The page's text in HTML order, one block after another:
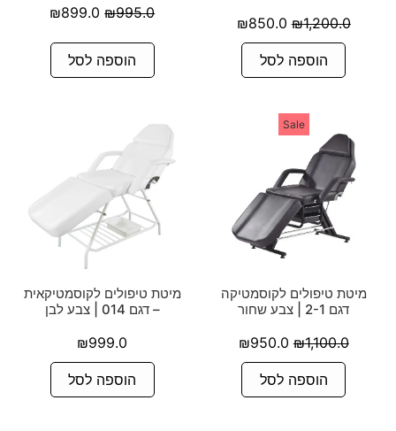
₪1,200.0
₪850.0
הוספה לסל
₪995.0
₪899.0
הוספה לסל
Sale
מיטת טיפולים לקוסמטיקה
דגם 2-1 | צבע שחור
₪1,100.0
₪950.0
הוספה לסל
מיטת טיפולים לקוסמטיקאית
– דגם 014 | צבע לבן
₪999.0
הוספה לסל